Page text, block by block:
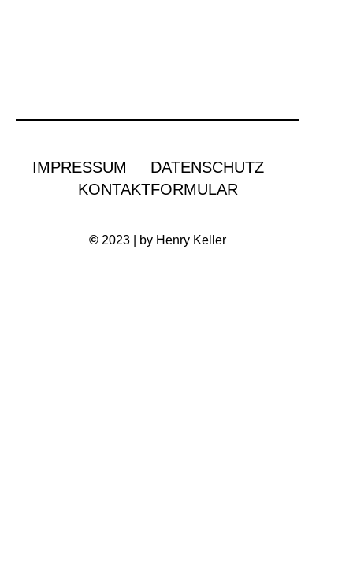
IMPRESSUM
DATENSCHUTZ
KONTAKTFORMULAR
© 2023 | by Henry Keller